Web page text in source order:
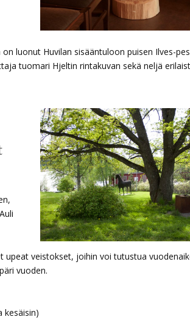
luonut Huvilan sisääntuloon puisen Ilves-
tuomari Hjeltin rintakuvan sekä neljä
upeat veistokset, joihin voi tutustua
vuoden.
kesäisin)